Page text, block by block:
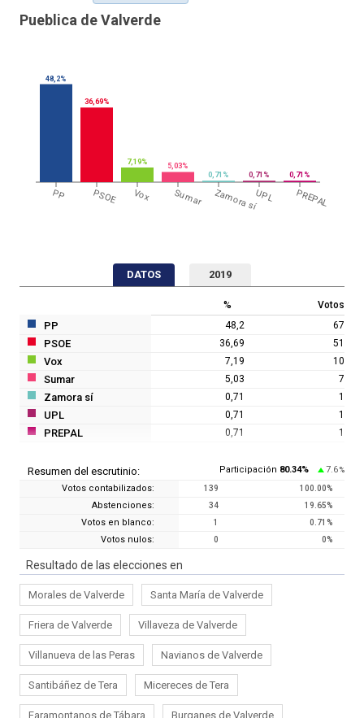
Pueblica de Valverde
PP PSOE Vox Sumar Zamora síUPL PREPAL
48,2%
36,69%
7,19%
5,03%
0,71%
0,71% 0,71%
DATOS 2019
% Votos
PP 48,2 67
PSOE 36,69 51
Vox 7,19 10
Sumar 5,03 7
Zamora sí 0,71 1
UPL 0,71 1
PREPAL 0,71 1
Resumen del escrutinio: Participación 80.34% 7.6 %
Votos contabilizados: 139 100.00%
Abstenciones: 34 19.65%
Votos en blanco: 1 0.71 %
Votos nulos: 0 0%
Resultado de las elecciones en
Morales de Valverde Santa María de Valverde
Friera de Valverde Villaveza de Valverde
Villanueva de las Peras Navianos de Valverde
Santibáñez de Tera Micereces de Tera
Faramontanos de Tábara Burganes de Valverde